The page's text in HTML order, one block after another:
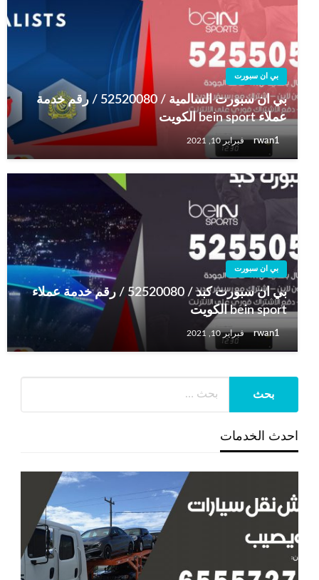
بي ان سبورت
بي ان سبورت السالمية / 52520080 / رقم خدمة
عملاء bein sport الكويت
rwan1 فبراير 10, 2021
بي ان سبورت
بي ان سبورت كبد / 52520080 / رقم خدمة عملاء
bein sport الكويت
rwan1 فبراير 10, 2021
احدث الخدمات